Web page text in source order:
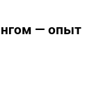
— опыт